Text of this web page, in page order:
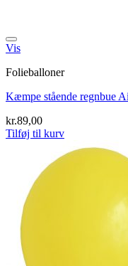
Vis
Folieballoner
Kæmpe stående regnbue
kr.89,00
Tilføj til kurv